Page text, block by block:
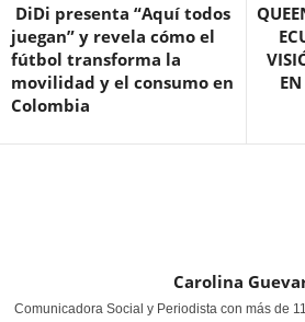
DiDi presenta “Aquí todos
juegan” y revela cómo el
fútbol transforma la
movilidad y el consumo en
Colombia
Carolina
Comunicadora Social y Periodista con más de